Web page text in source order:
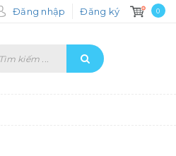
0
Đăng nhập Đăng ký